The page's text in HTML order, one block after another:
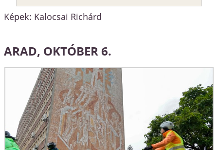
Képek: Kalocsai Richárd
ARAD, OKTÓBER 6.